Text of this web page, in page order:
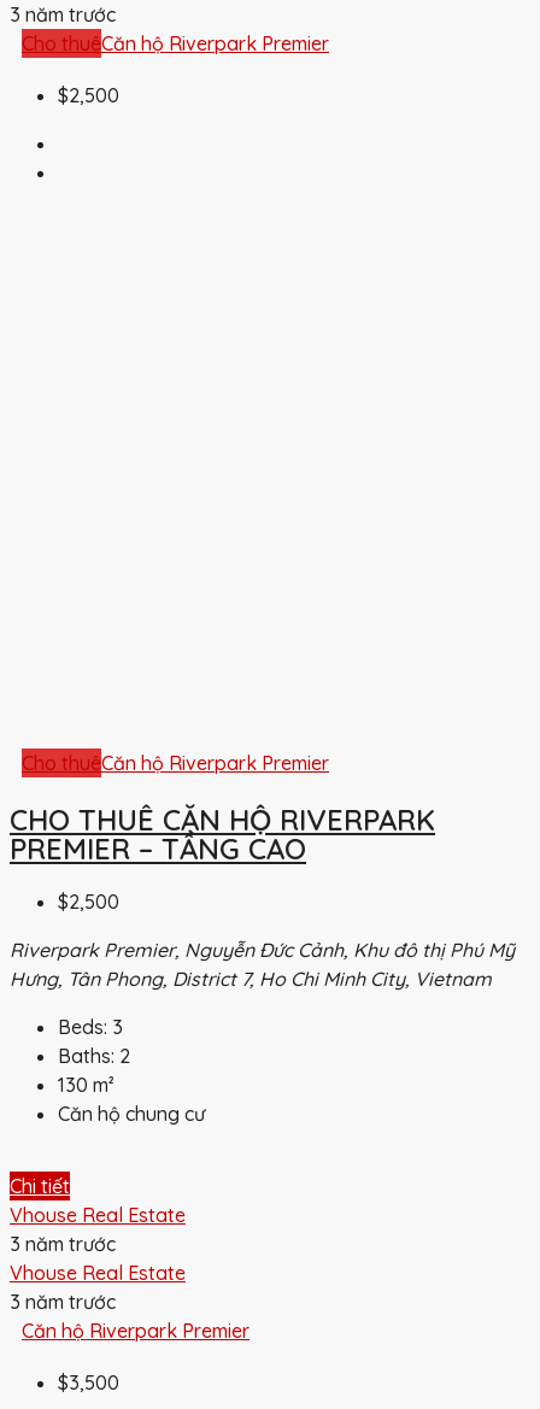
3 năm trước
Cho thuêCăn hộ Riverpark Premier
$2,500
Cho thuêCăn hộ Riverpark Premier
CHO THUÊ CĂN HỘ RIVERPARK
PREMIER – TẦNG CAO
$2,500
Riverpark Premier, Nguyễn Đức Cảnh, Khu đô thị Phú Mỹ
Hưng, Tân Phong, District 7, Ho Chi Minh City, Vietnam
Beds: 3
Baths: 2
130 m²
Căn hộ chung cư
Chi tiết
Vhouse Real Estate
3 năm trước
Vhouse Real Estate
3 năm trước
Căn hộ Riverpark Premier
$3,500